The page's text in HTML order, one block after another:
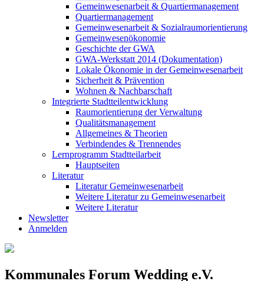
Gemeinwesenarbeit & Quartiermanagement
Quartiermanagement
Gemeinwesenarbeit & Sozialraumorientierung
Gemeinwesenökonomie
Geschichte der GWA
GWA-Werkstatt 2014 (Dokumentation)
Lokale Ökonomie in der Gemeinwesenarbeit
Sicherheit & Prävention
Wohnen & Nachbarschaft
Integrierte Stadtteilentwicklung
Raumorientierung der Verwaltung
Qualitätsmanagement
Allgemeines & Theorien
Verbindendes & Trennendes
Lernprogramm Stadtteilarbeit
Hauptseiten
Literatur
Literatur Gemeinwesenarbeit
Weitere Literatur zu Gemeinwesenarbeit
Weitere Literatur
Newsletter
Anmelden
Kommunales Forum Wedding e.V.